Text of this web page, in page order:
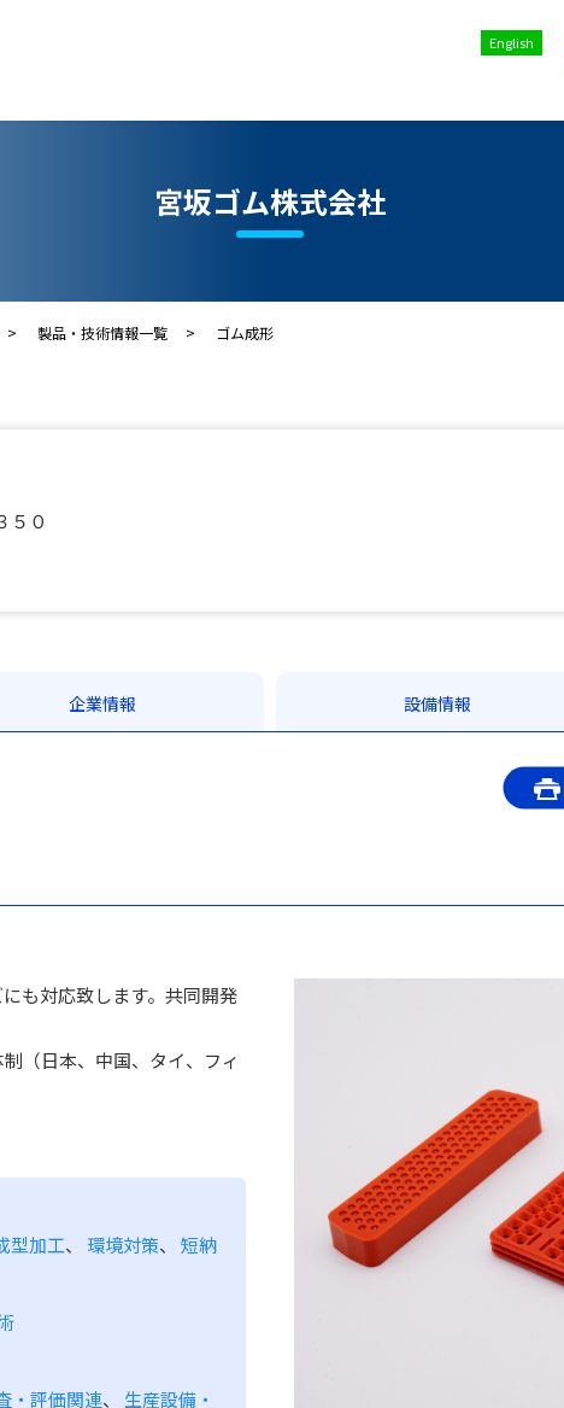
English
宮坂ゴム株式会社
製品・技術情報一覧 ゴム成形
５０
企業情報 設備情報
も対応致します。共同開発
（日本、中国、タイ、フィ
型加工、 環境対策、 短納
・評価関連、 生産設備・